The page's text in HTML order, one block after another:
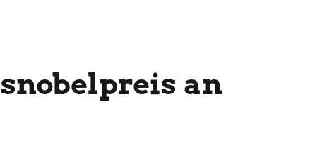
an